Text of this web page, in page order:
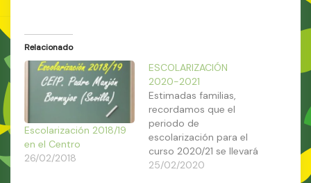
g
a
n
o
.
Relacionado
Escolarización 2018/19
en el Centro
26/02/2018
ESCOLARIZACIÓN
2020-2021
Estimadas familias,
recordamos que el
periodo de
escolarización para el
curso 2020/21 se llevará
a cabo durante todo el
25/02/2020